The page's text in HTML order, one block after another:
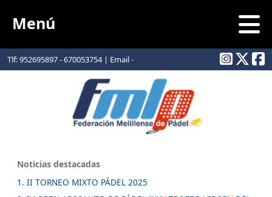
Tlf: 952695897 - 670053754 | Email -
info@padelmelilla.com
Menú
Noticias destacadas
1. II TORNEO MIXTO PÁDEL 2025